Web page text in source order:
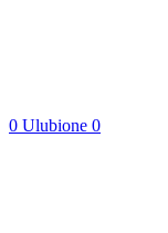
0 Ulubione 0